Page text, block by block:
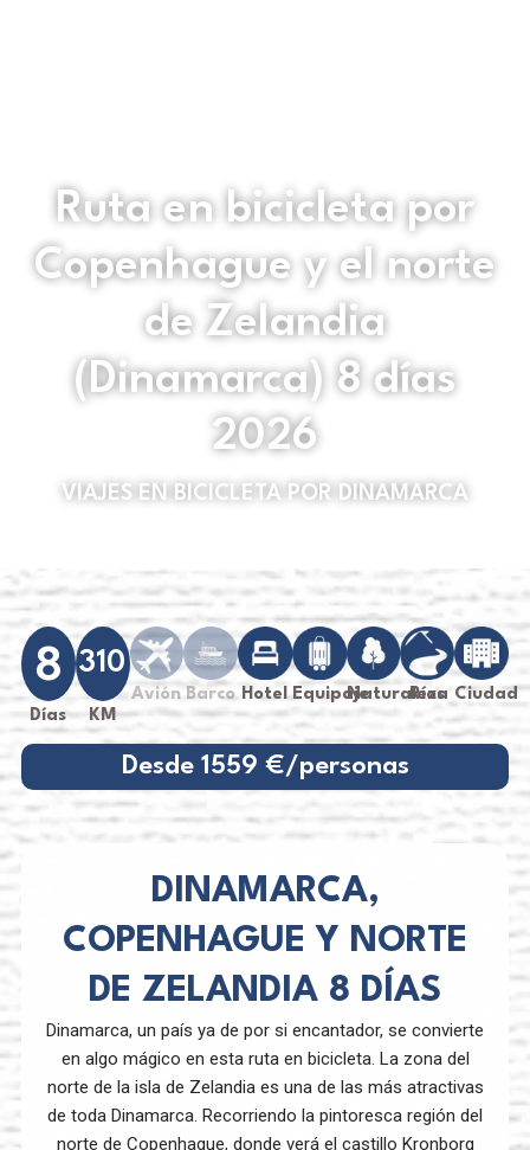
Ruta en bicicleta por
Copenhague y el norte
de Zelandia
(Dinamarca) 8 días
2026
VIAJES EN BICICLETA POR DINAMARCA
8
Días
310
KM
Avión Barco Hotel EquipajeNaturaleza
Ríos Ciudad
Desde 1559 €/personas
DINAMARCA,
COPENHAGUE Y NORTE
DE ZELANDIA 8 DÍAS
Dinamarca, un país ya de por si encantador, se convierte
en algo mágico en esta ruta en bicicleta. La zona del
norte de la isla de Zelandia es una de las más atractivas
de toda Dinamarca. Recorriendo la pintoresca región del
norte de Copenhague, donde verá el castillo Kronborg